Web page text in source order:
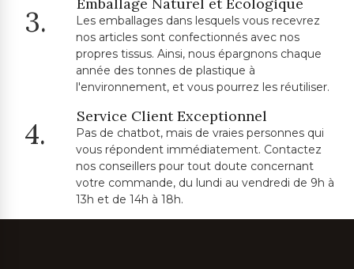
3.
Emballage Naturel et Écologique
Les emballages dans lesquels vous recevrez
nos articles sont confectionnés avec nos
propres tissus. Ainsi, nous épargnons chaque
année des tonnes de plastique à
l'environnement, et vous pourrez les réutiliser.
4.
Service Client Exceptionnel
Pas de chatbot, mais de vraies personnes qui
vous répondent immédiatement. Contactez
nos conseillers pour tout doute concernant
votre commande, du lundi au vendredi de 9h à
13h et de 14h à 18h.